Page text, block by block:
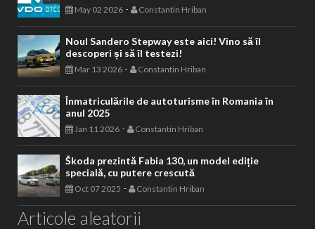
May 02 2026 - Constantin Hriban
Noul Sandero Stepway este aici! Vino să îl
descoperi și să îl testezi!
Mar 13 2026 - Constantin Hriban
Înmatriculările de autoturisme în Romania în
anul 2025
Jan 11 2026 - Constantin Hriban
Škoda prezintă Fabia 130, un model ediție
specială, cu putere crescută
Oct 07 2025 - Constantin Hriban
Articole aleatorii